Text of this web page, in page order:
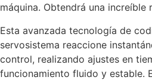
máquina. Obtendrá una
Esta avanzada tecnología de
servosistema reaccione
control, realizando ajustes en
funcionamiento fluido y estable.